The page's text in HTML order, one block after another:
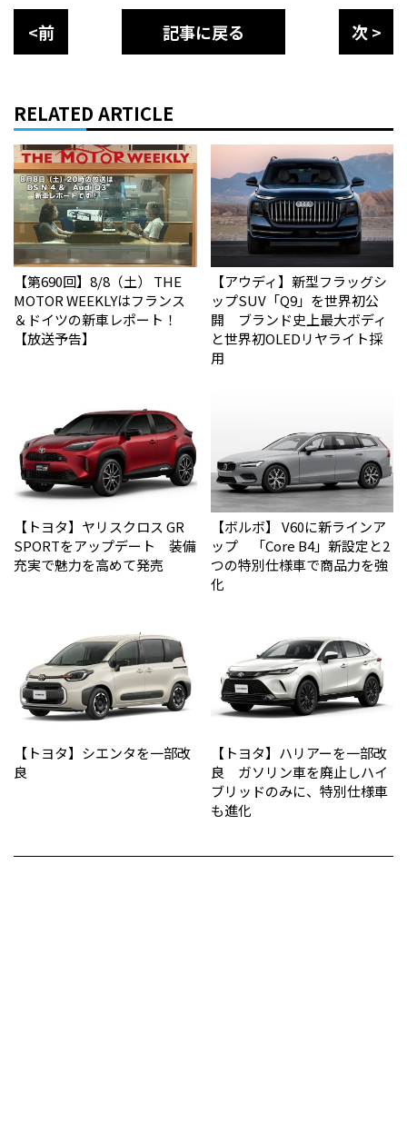
<前 記事に戻る 次 >
RELATED ARTICLE
【第690回】8/8（土） THE
MOTOR WEEKLYはフランス
＆ドイツの新車レポート！
【放送予告】
【アウディ】新型フラッグシ
ップSUV「Q9」を世界初公
開 ブランド史上最大ボディ
と世界初OLEDリヤライト採
用
【トヨタ】ヤリスクロス GR
SPORTをアップデート 装備
充実で魅力を高めて発売
【ボルボ】 V60に新ラインア
ップ 「Core B4」新設定と2
つの特別仕様車で商品力を強
化
【トヨタ】シエンタを一部改
良
【トヨタ】ハリアーを一部改
良 ガソリン車を廃止しハイ
ブリッドのみに、特別仕様車
も進化